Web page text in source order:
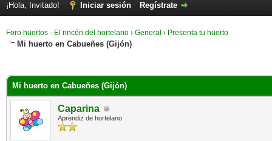
¡Hola, Invitado! Iniciar sesión Regístrate
Foro huertos - El rincón del hortelano › General › Presenta tu huerto
Mi huerto en Cabueñes (Gijón)
Mi huerto en Cabueñes (Gijón)
Caparina
Aprendiz de hortelano